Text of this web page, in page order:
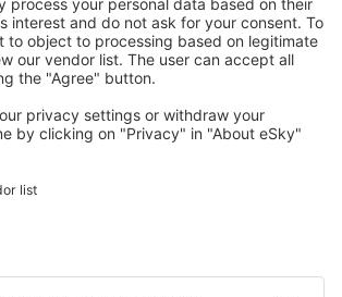
die Sie mögen
über 1,3 Millionen Unterkünften: Hotels,
Hotels von eSky-Nutzern
Hotels in Rom Hotels in Palermo